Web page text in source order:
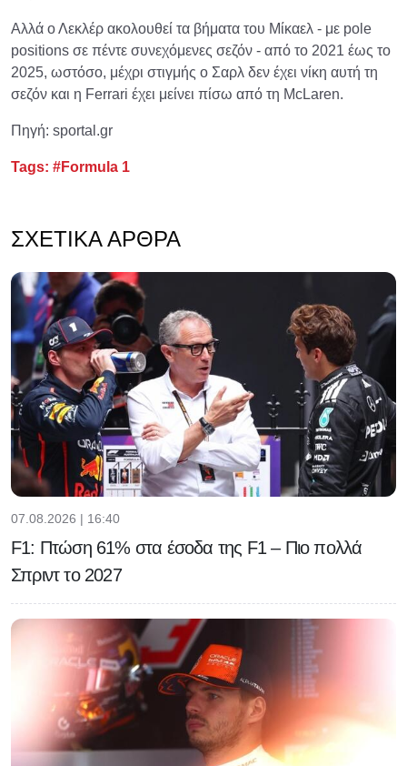
Αλλά ο Λεκλέρ ακολουθεί τα βήματα του Μίκαελ - με pole
positions σε πέντε συνεχόμενες σεζόν - από το 2021 έως το
2025, ωστόσο, μέχρι στιγμής ο Σαρλ δεν έχει νίκη αυτή τη
σεζόν και η Ferrari έχει μείνει πίσω από τη McLaren.
Πηγή: sportal.gr
Tags: #Formula 1
ΣΧΕΤΙΚΆ ΆΡΘΡΑ
07.08.2026 | 16:40
F1: Πτώση 61% στα έσοδα της F1 – Πιο πολλά
Σπριντ το 2027